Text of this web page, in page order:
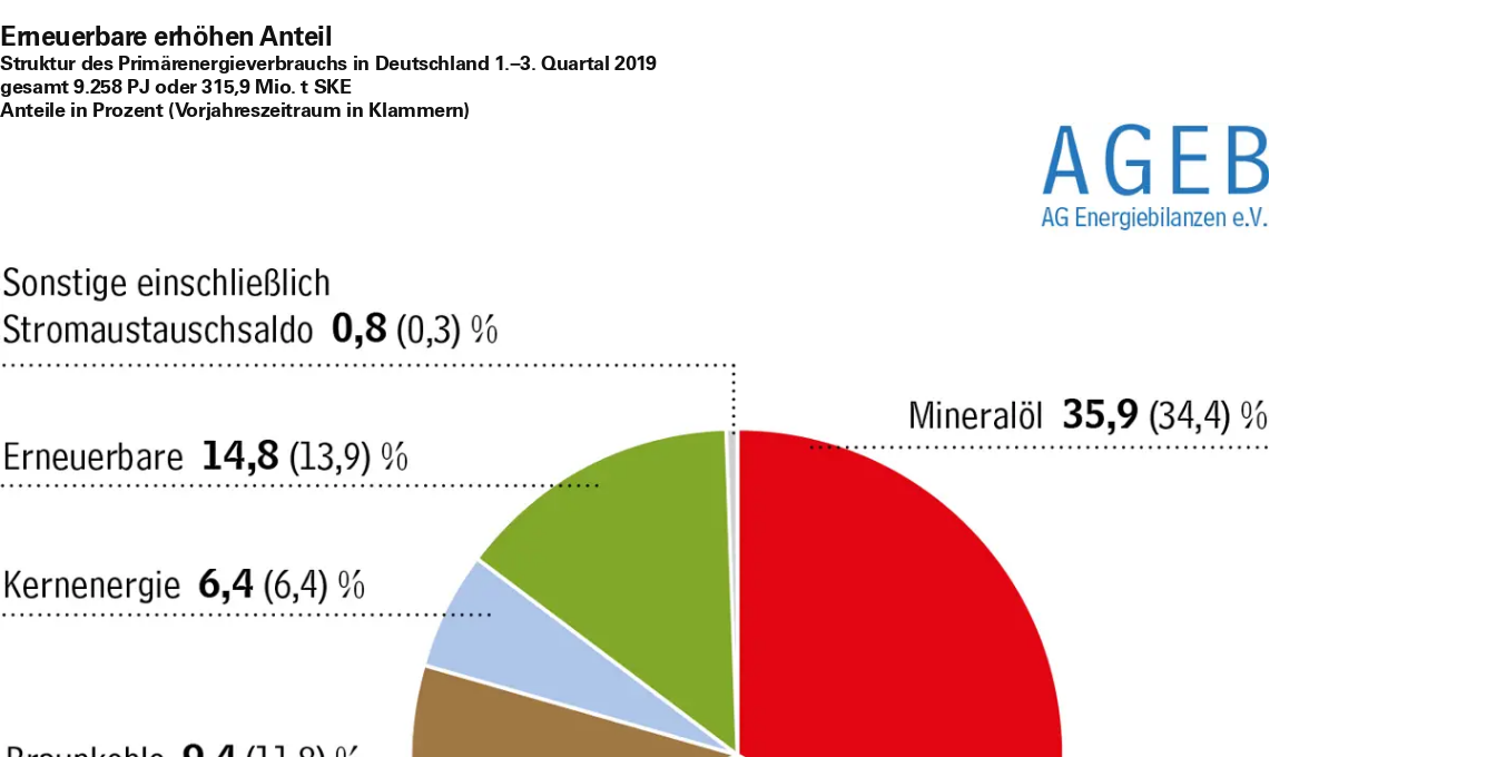
Erneuerbare erhöhen Anteil
Struktur des Primärenergieverbrauchs in Deutschland 1.–3. Quartal 2019
gesamt 9.258 PJ oder 315,9 Mio. t SKE
Anteile in Prozent (Vorjahreszeitraum in Klammern)